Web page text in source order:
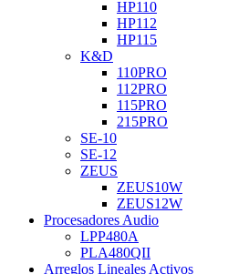
HP110
HP112
HP115
K&D
110PRO
112PRO
115PRO
215PRO
SE-10
SE-12
ZEUS
ZEUS10W
ZEUS12W
Procesadores Audio
LPP480A
PLA480QII
Arreglos Lineales Activos